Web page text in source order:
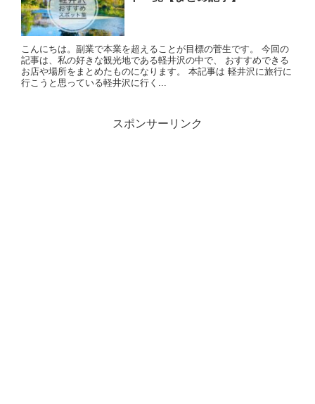
こんにちは。副業で本業を超えることが目標の菅生です。 今回の
記事は、私の好きな観光地である軽井沢の中で、 おすすめできる
お店や場所をまとめたものになります。 本記事は 軽井沢に旅行に
行こうと思っている軽井沢に行く...
スポンサーリンク